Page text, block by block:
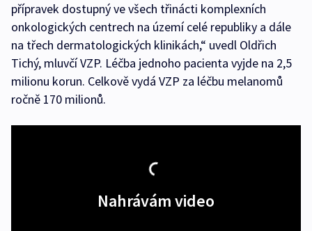
přípravek dostupný ve všech třinácti komplexních
onkologických centrech na území celé republiky a dále
na třech dermatologických klinikách,“ uvedl Oldřich
Tichý, mluvčí VZP. Léčba jednoho pacienta vyjde na 2,5
milionu korun. Celkově vydá VZP za léčbu melanomů
ročně 170 milionů.
Nahrávám video